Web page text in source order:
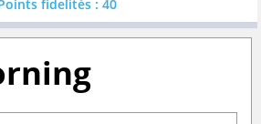
fidelités : 40